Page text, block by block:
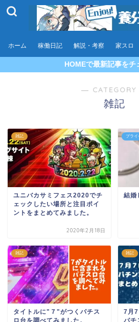
ホーム 稼働日記 解説・考察 家スロ
HOMEで最新記事をチ
―
雑記
雑記
ユニバカサミフェス2020でチ
ェックしたい場所と注目ポイ
ントをまとめてみました。
2020年2月18日
プライ
結婚
雑記
タイトルに"７"がつくパチス
雑記
7月7